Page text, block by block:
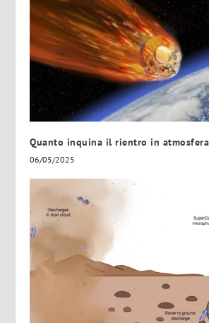
Quanto inquina il rientro in
06/05/2025